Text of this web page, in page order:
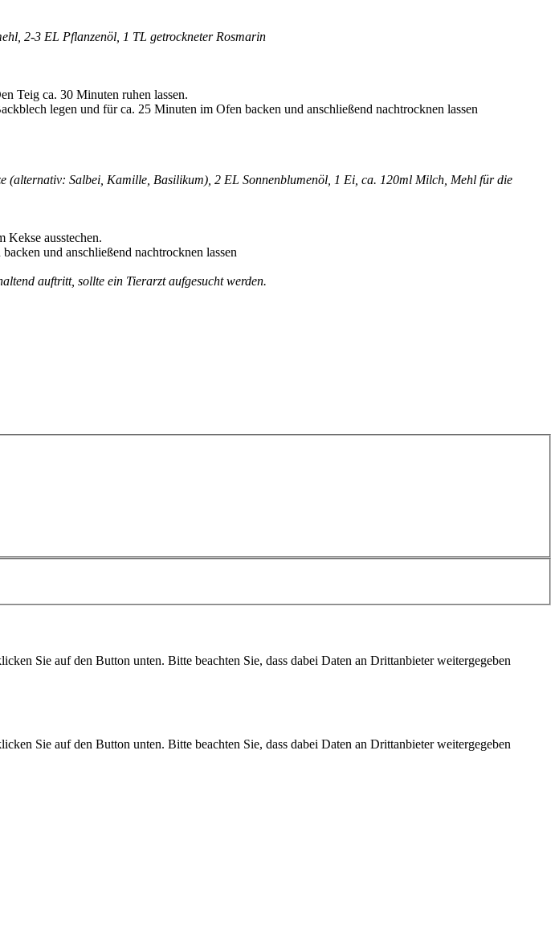
2-3 EL Pflanzenöl, 1 TL getrockneter Rosmarin
Teig ca. 30 Minuten ruhen lassen.
legen und für ca. 25 Minuten im Ofen backen und anschließend nachtrocknen lassen
(alternativ: Salbei, Kamille, Basilikum), 2 EL Sonnenblumenöl, 1 Ei, ca. 120ml Milch, Mehl für die
Kekse ausstechen.
und anschließend nachtrocknen lassen
auftritt, sollte ein Tierarzt aufgesucht werden.
Sie auf den Button unten. Bitte beachten Sie, dass dabei Daten an Drittanbieter weitergegeben
Sie auf den Button unten. Bitte beachten Sie, dass dabei Daten an Drittanbieter weitergegeben